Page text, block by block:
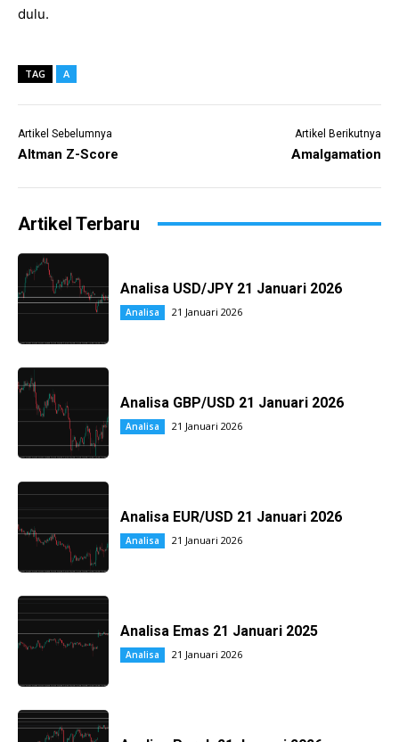
dulu.
TAG A
Artikel Sebelumnya
Altman Z-Score
Artikel Berikutnya
Amalgamation
Artikel Terbaru
Analisa USD/JPY 21 Januari 2026
Analisa 21 Januari 2026
Analisa GBP/USD 21 Januari 2026
Analisa 21 Januari 2026
Analisa EUR/USD 21 Januari 2026
Analisa 21 Januari 2026
Analisa Emas 21 Januari 2025
Analisa 21 Januari 2026